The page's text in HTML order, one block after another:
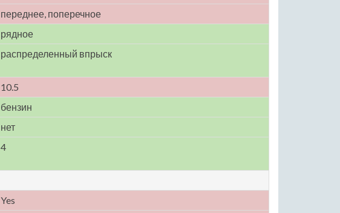
переднее, поперечное
рядное
распределенный впрыск
10.5
бензин
нет
4
Yes